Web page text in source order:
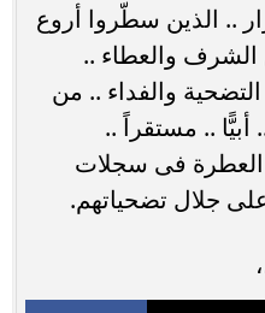
.. الذين سطّروا أروع
الشرف والعطاء ..
والفداء .. من
.. مستقراً ..
العطرة فى سجلات
جلال تضحياتهم.